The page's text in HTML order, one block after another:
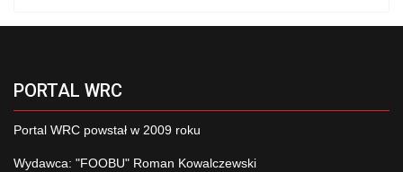
PORTAL WRC
Portal WRC powstał w 2009 roku
Wydawca: "FOOBU" Roman Kowalczewski